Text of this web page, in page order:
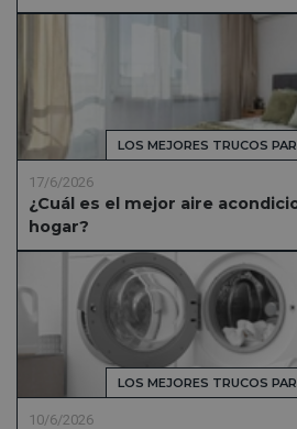
LOS MEJORES TRUCOS
17/6/2026
¿Cuál es el mejor aire
hogar?
LOS MEJORES TRUCOS
10/6/2026